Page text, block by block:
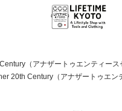
（アナザートゥエンティース
20th Century（アナザートゥエン